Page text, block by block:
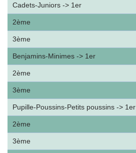
Cadets-Juniors -> 1er
2ème
3ème
Benjamins-Minimes -> 1er
2ème
3ème
Pupille-Poussins-Petits poussins -> 1er
2ème
3ème